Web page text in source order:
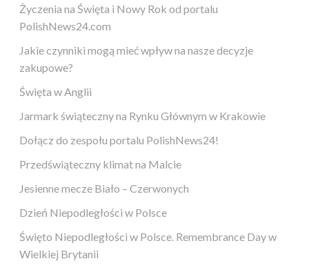
Życzenia na Święta i Nowy Rok od portalu
PolishNews24.com
Jakie czynniki mogą mieć wpływ na nasze decyzje
zakupowe?
Święta w Anglii
Jarmark świąteczny na Rynku Głównym w Krakowie
Dołącz do zespołu portalu PolishNews24!
Przedświąteczny klimat na Malcie
Jesienne mecze Biało – Czerwonych
Dzień Niepodległości w Polsce
Święto Niepodległości w Polsce. Remembrance Day w
Wielkiej Brytanii